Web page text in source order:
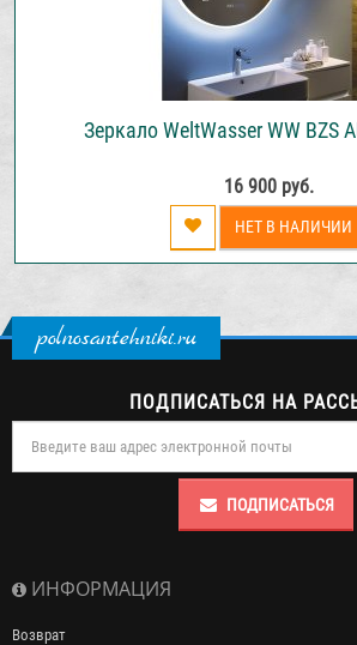
Зеркало WeltWasser WW BZS
16 900 руб.
НЕТ В НАЛИЧИИ
polnosantehniki.ru
ПОДПИСАТЬСЯ НА
ПОДПИСАТЬСЯ
ИНФОРМАЦИЯ
Возврат